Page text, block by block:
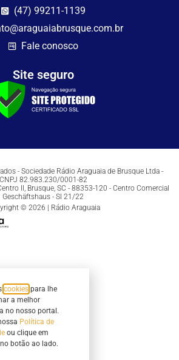
(47) 99211-1139
Fale conosco
Site seguro
- Sociedade Rádio Araguaia de Brusque Ltda -
CNPJ 82.983.230/0001-82
II, Brusque, SC - 88353-120 - Centro Comercial
Geschäftshaus - Sl 21/22
© 2026 | Rádio Araguaia
cookies para lhe
a melhor
no nosso portal.
Política de
ou clique em
botão ao lado.